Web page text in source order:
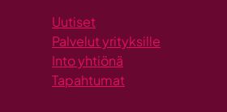
Uutiset
Palvelut yrityksille
Into yhtiönä
Tapahtumat